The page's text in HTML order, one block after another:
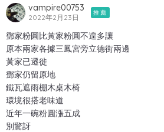
vampire00753
2022年2月23日
推薦
鄧家粉圓比黃家粉圓不遑多讓
原本兩家各據三鳳宮旁立德街兩邊
黃家已遷徙
鄧家仍留原地
鐵瓦遮雨棚木桌木椅
環境很搭老味道
近年一碗粉圓漲五成
別驚訝